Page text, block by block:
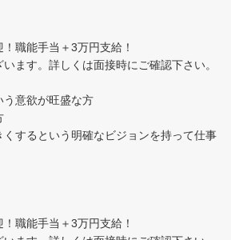
職能手当＋3万円支給！
ます。詳しくは面接時にご確認下さい。
う意欲が旺盛な方
くするという明確なビジョンを持って仕事
職能手当＋3万円支給！